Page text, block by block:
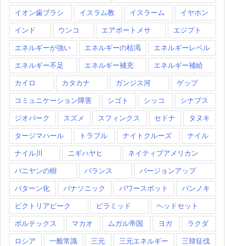
イオン歯ブラシ イスラム教 イスラーム イヤホン
インド ウンコ エアポートメサ エジプト
エネルギーが強い エネルギーの枯渇 エネルギーレベル
エネルギー不足 エネルギー補充 エネルギー補給
カイロ カタカナ ガンジス河 ゲップ
コミュニケーション障害 シゴト シッコ シナプス
ジオパーク スズメ スフィンクス セドナ タヌキ
タージマハール トラブル ナイトクルーズ ナイル
ナイル川 ニギハヤヒ ネイティブアメリカン
バニヤンの樹 バランス バージョンアップ
パターン化 パナソニック パワースポット パンノキ
ビクトリアピーク ピラミッド ヘッドセット
ボルテックス マカオ ムガル帝国 ヨガ ラクダ
ロシア 一般常識 三元 三元エネルギー 三韓征伐